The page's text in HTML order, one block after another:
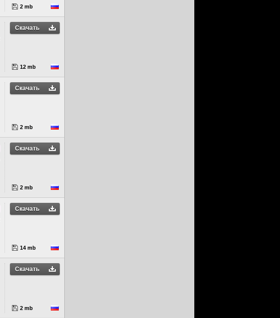
2 mb
Скачать
12 mb
Скачать
2 mb
Скачать
2 mb
Скачать
14 mb
Скачать
2 mb